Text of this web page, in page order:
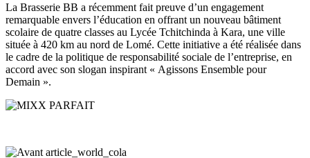
La Brasserie BB a récemment fait preuve d’un engagement
remarquable envers l’éducation en offrant un nouveau bâtiment
scolaire de quatre classes au Lycée Tchitchinda à Kara, une ville
située à 420 km au nord de Lomé. Cette initiative a été réalisée dans
le cadre de la politique de responsabilité sociale de l’entreprise, en
accord avec son slogan inspirant « Agissons Ensemble pour
Demain ».